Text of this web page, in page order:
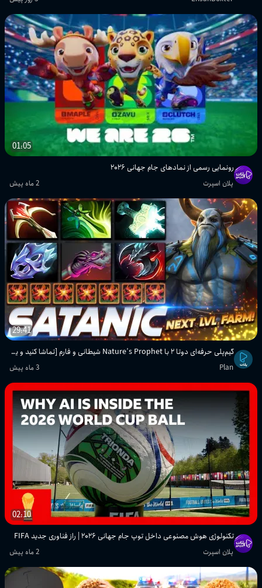
01:05
رونمایی رسمی از نمادهای جام جهانی ۲۰۲۶
پلان اسپرت 2 ماه پیش
29:41
گیم‌پلی حرفه‌ای دوتا ۲ با Nature’s Prophet شیطانی و فارم [تماشا کنید و یاد بگیرید]
Plan 3 ماه پیش
02:10
تکنولوژی هوش مصنوعی داخل توپ جام جهانی ۲۰۲۶ | راز فناوری جدید FIFA
پلان اسپرت 2 ماه پیش